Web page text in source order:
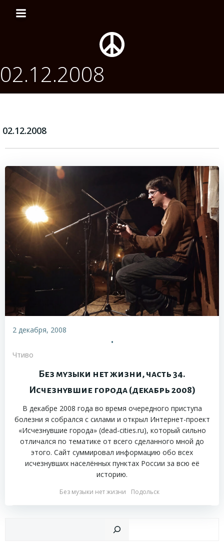
содержимому
02.12.2008
02.12.2008
2 декабря, 2008
•
Чтиво
Без музыки нет жизни, часть 34.
Исчезнувшие города (декабрь 2008)
В декабре 2008 года во время очередного приступа
болезни я собрался с силами и открыл Интернет-проект
«Исчезнувшие города» (dead-cities.ru), который сильно
отличался по тематике от всего сделанного мной до
этого. Сайт суммировал информацию обо всех
исчезнувших населённых пунктах России за всю её
историю.
Без музыки нет жизни Подольск